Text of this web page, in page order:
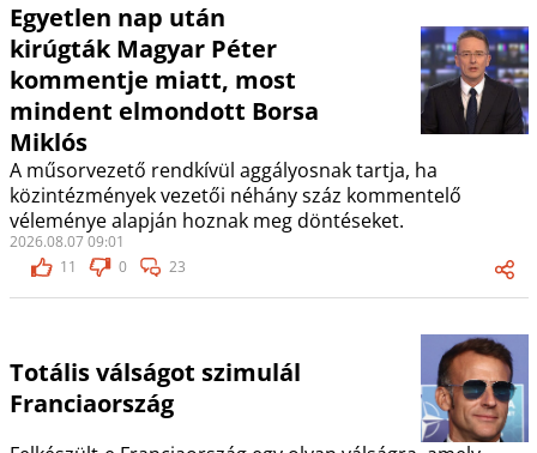
Egyetlen nap után
kirúgták Magyar Péter
kommentje miatt, most
mindent elmondott Borsa
Miklós
A műsorvezető rendkívül aggályosnak tartja, ha
közintézmények vezetői néhány száz kommentelő
véleménye alapján hoznak meg döntéseket.
2026.08.07 09:01
11
0 23
Totális válságot szimulál
Franciaország